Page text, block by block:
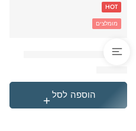
'בקבוק תרמי נירוסטה סטיץ
HOT
מומלצים
הוספה לסל